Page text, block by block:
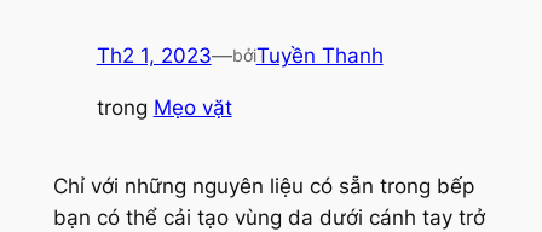
Th2 1, 2023—bởiTuyền Thanh
trong Mẹo vặt
Chỉ với những nguyên liệu có sẵn trong bếp
bạn có thể cải tạo vùng da dưới cánh tay trở